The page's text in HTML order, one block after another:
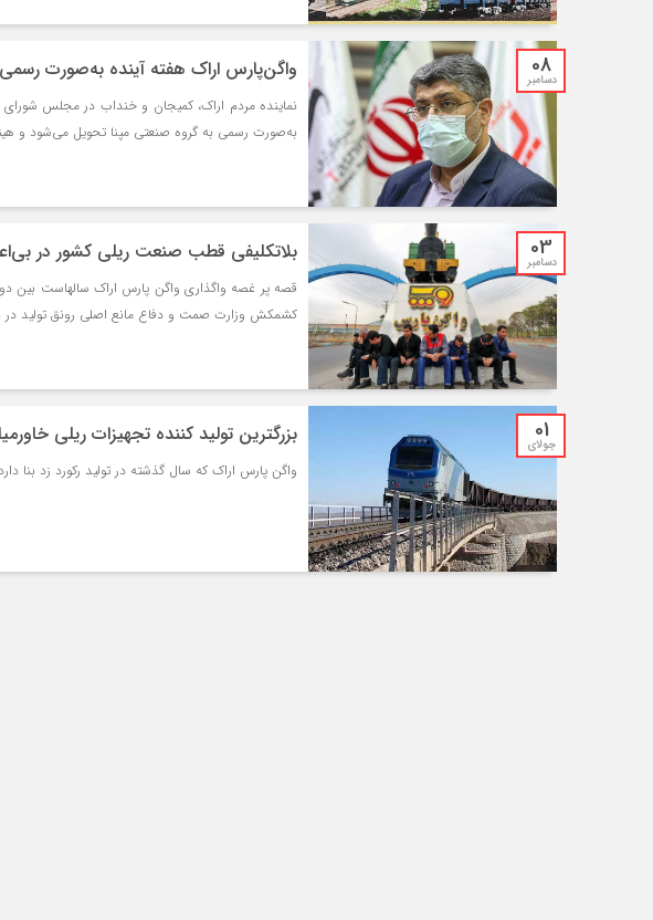
08
دسامبر واگن‌پارس اراک هفته آینده به‌صورت
نماینده مردم اراک، کمیجان و خنداب در مجلس
به‌صورت رسمی به گروه صنعتی مپنا تحویل می‌شود و
03
دسامبر بلاتکلیفی قطب صنعت ریلی کشور در
قصه پر غصه واگذاری واگن پارس اراک سالهاست بین
کشمکش وزارت صمت و دفاع مانع اصلی رونق تولید در
01
جولای بزرگترین تولید کننده تجهیزات ریلی
واگن پارس اراک که سال گذشته در تولید رکورد زد بنا